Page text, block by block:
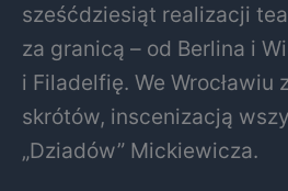
sześćdziesiąt realizacji
za granicą – od Berlina i
i Filadelfię. We Wrocławiu
skrótów, inscenizacją
„Dziadów” Mickiewicza.